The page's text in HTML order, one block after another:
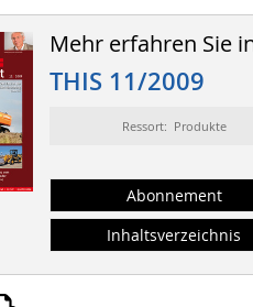
Mehr erfahren Sie
THIS 11/2009
Ressort: Produkte
Abonnement
Inhaltsverzeichnis